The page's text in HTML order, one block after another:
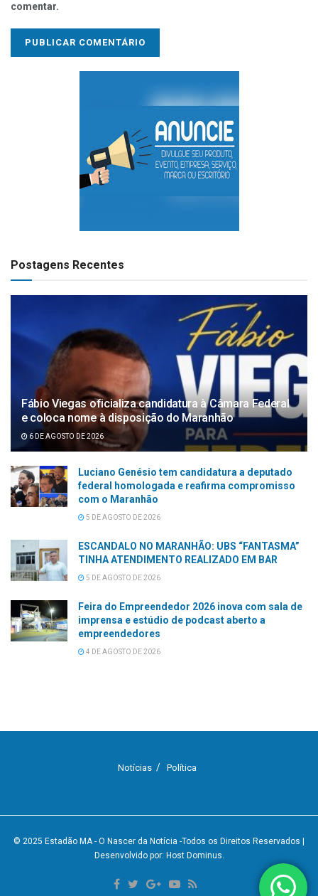
comentar.
Postagens Recentes
Fábio Viegas oficializa candidatura à Câmara Federal
e coloca nome à disposição do Maranhão
6 DE AGOSTO DE 2026
Luciano Genésio tem candidatura a deputado
federal homologada e reafirma compromisso
com o Maranhão
5 DE AGOSTO DE 2026
ESCANDALO NO MARANHÃO: UBS “FANTASMA”
TINHA ATENDIMENTO REALIZADO EM BAR
5 DE AGOSTO DE 2026
Feira do Empreendedor 2026 inova com sala de
imprensa e estúdio de podcast aberto a
empreendedores
4 DE AGOSTO DE 2026
Notícias Política
© 2025 Estadão MA - O Nascer da Notícia -Todos os Direitos Reservados
Desenvolvido por: Host Dominus.